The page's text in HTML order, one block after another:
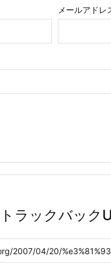
メールアドレ
ラックバック